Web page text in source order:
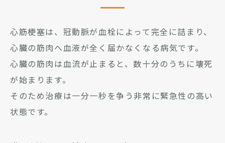
心筋梗塞は、冠動脈が血栓によって完全に詰まり、
心臓の筋肉へ血液が全く届かなくなる病気です。
心臓の筋肉は血流が止まると、数十分のうちに壊死
が始まります。
そのため治療は一分一秒を争う非常に緊急性の高い
状態です。